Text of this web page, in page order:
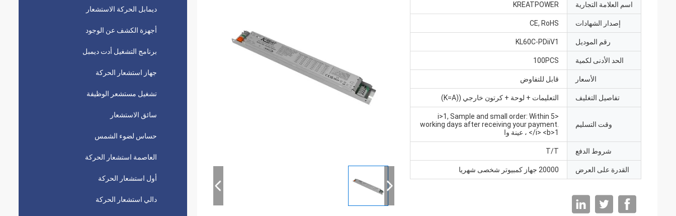
ديمابل الحركة الاستشعار
أجهزة الكشف عن الوجود
برنامج التشغيل أدت ديمبل
جهاز استشعار الحركة
تشغيل مستشعر الوظيفة
سائق الاستشعار
حساس لضوء الشمس
العاصمة استشعار الحركة
أول استشعار الحركة
دالي استشعار الحركة
اسم العلامة التجارية KREATPOWER
إصدار الشهادات CE, RoHS
رقم الموديل KL60C-PDiiV1
الحد الأدنى لكمية 100PCS
الأسعار قابل للتفاوض
تفاصيل التغليف التعليمات + لوحة + كرتون خارجي ((K=A)
وقت التسليم
<i>1, Sample and small order: Within 5
working days after receiving your payment.
</i> <b>1 ، عينة وا
شروط الدفع T/T
القدرة على العرض 20000 جهاز كمبيوتر شخصى شهريا